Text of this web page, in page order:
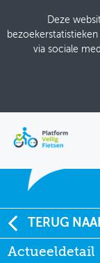
Deze
via sociale
ACTUEEL
DOSSIERS
TERUG
Actueeldetail
Aalst: fietslijnen